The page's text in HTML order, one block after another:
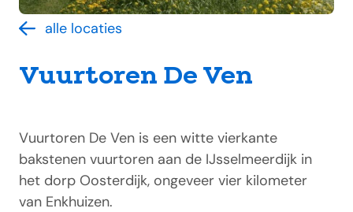
alle locaties
Vuurtoren De Ven
Vuurtoren De Ven is een witte vierkante
bakstenen vuurtoren aan de IJsselmeerdijk in
het dorp Oosterdijk, ongeveer vier kilometer
van Enkhuizen.